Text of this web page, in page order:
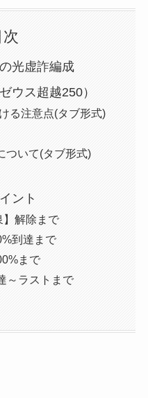
次
光虚詐編成
ウス超越250）
る注意点(タブ形式)
ついて(タブ形式)
ント
】解除まで
到達まで
まで
～ラストまで